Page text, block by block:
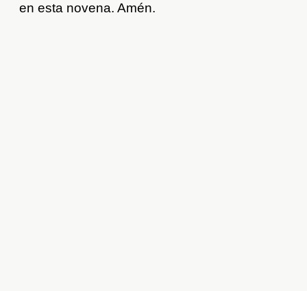
en esta novena. Amén.